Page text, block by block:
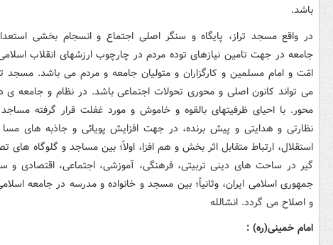
باشد.
در واقع مسجد تراز، پایگاه و سنگر اصلی اجتماع و انسجام بخشی
جامعه در جهت تامین نیازهای توده مردم در چارچوب ارزشهای انقلاب
امّت و امام مسلمین و کارگزاران و متولیان جامعه و مردم می باشد. مسجد
می تواند کانون اصلی و محوری تحولات اجتماعی باشد. در نظام و جامعه
محور. با احیای ظرفیتهای بالقوه و خاموش و مورد غفلت قرار گرفته مساجد
نظارتی و هدایتی و پیش برنده، در جهت افزایش پویائی و جاذبه های
استقلال، ارتباط متقابل اثر بخش و هم افزا، اولاً؛ بین مساجد و گلوگاه
گیر در ساحت های دینی تربیتی، فرهنگی، آموزشی، اجتماعی، اقتصادی
جمهوری اسلامی ایران، وثانیاً؛ بین مسجد و خانواده و مدرسه در جامعه
و اصلاح می گردد. انشالله
امام خمینی(ره) :